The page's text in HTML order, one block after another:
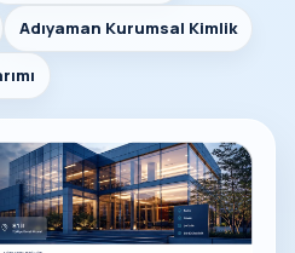
Adıyaman Kurumsal Kimlik